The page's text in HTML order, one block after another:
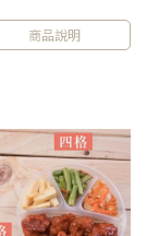
商品說明